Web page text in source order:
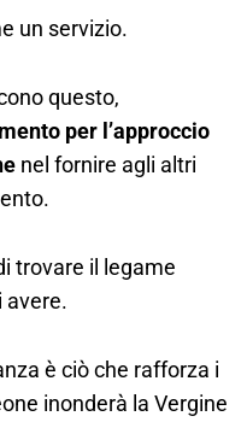
un servizio.
questo,
per l’approccio
nel fornire agli altri
trovare il legame
avere.
è ciò che rafforza i
inonderà la Vergine